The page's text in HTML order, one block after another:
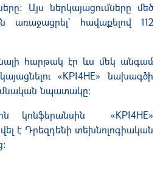
Այս ներկայացումները մեծ
առաջացրել՝ հավաքելով 112
հարթակ էր ևս մեկ անգամ
«KPI4HE» նախագծի
նպատակը։
կոնֆերանսին «KPI4HE»
է Դրեզդենի տեխնոլոգիական